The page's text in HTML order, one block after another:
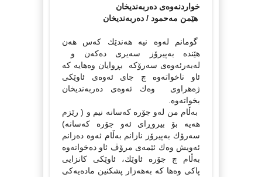
خواردنەوەی دەربەندیخان
هێمن مەحمود / دەربەندیخان
گومانم لەوە نیە هەندێك كەس هەن
هێندە بەپیرۆز سەیری دەكەن و
لەبەرئەوەی سەرۆكە بڕوایان وەهایە كە
ئاو ناخواتەوە چ جای ئەوەی ئاوێكی
ژەهراوی وەك ئەوەی دەربەندیخان
بخواتەوە.
بەڵام من لەو جۆرە كەسانە نیم و ( رێزم
هەیە بۆ بیروڕای ئەو جۆرە كەسانە)
سەرۆك بەپیرۆز نازانم بەڵام ئەوە دەزانم
ئەویش وەك ئێمەی مرۆڤ ئاو دەخواتەوە
بەڵام چ جۆرە ئاوێك، ئاوێكی كانزایی
پاكی وەها كە بەهەزار پشكنین مادەیەكی